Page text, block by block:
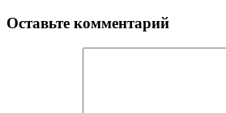
Оставьте комментарий